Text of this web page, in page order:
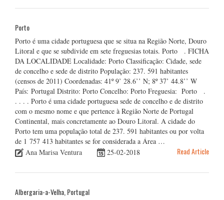
Porto
Porto é uma cidade portuguesa que se situa na Região Norte, Douro
Litoral e que se subdivide em sete freguesias totais. Porto . FICHA
DA LOCALIDADE Localidade: Porto Classificação: Cidade, sede
de concelho e sede de distrito População: 237. 591 habitantes
(censos de 2011) Coordenadas: 41º 9’ 28.6’’ N; 8º 37’ 44.8’’ W
País: Portugal Distrito: Porto Concelho: Porto Freguesia: Porto .
. . . . Porto é uma cidade portuguesa sede de concelho e de distrito
com o mesmo nome e que pertence à Região Norte de Portugal
Continental, mais concretamente ao Douro Litoral. A cidade do
Porto tem uma população total de 237. 591 habitantes ou por volta
de 1 757 413 habitantes se for considerada a Área …
Ana Marisa Ventura
25-02-2018 Read Article
Albergaria-a-Velha, Portugal